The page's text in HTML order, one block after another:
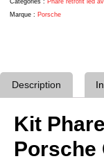
Gauche
Marque : Porsche
Description
Kit
Porsche